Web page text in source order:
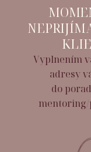
Vyplnením
adresy
do